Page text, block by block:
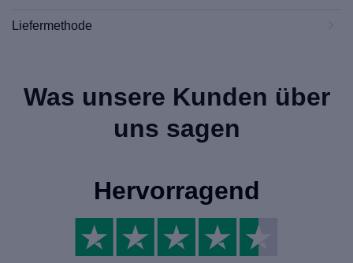
Liefermethode
Was unsere Kunden über
uns sagen
Hervorragend